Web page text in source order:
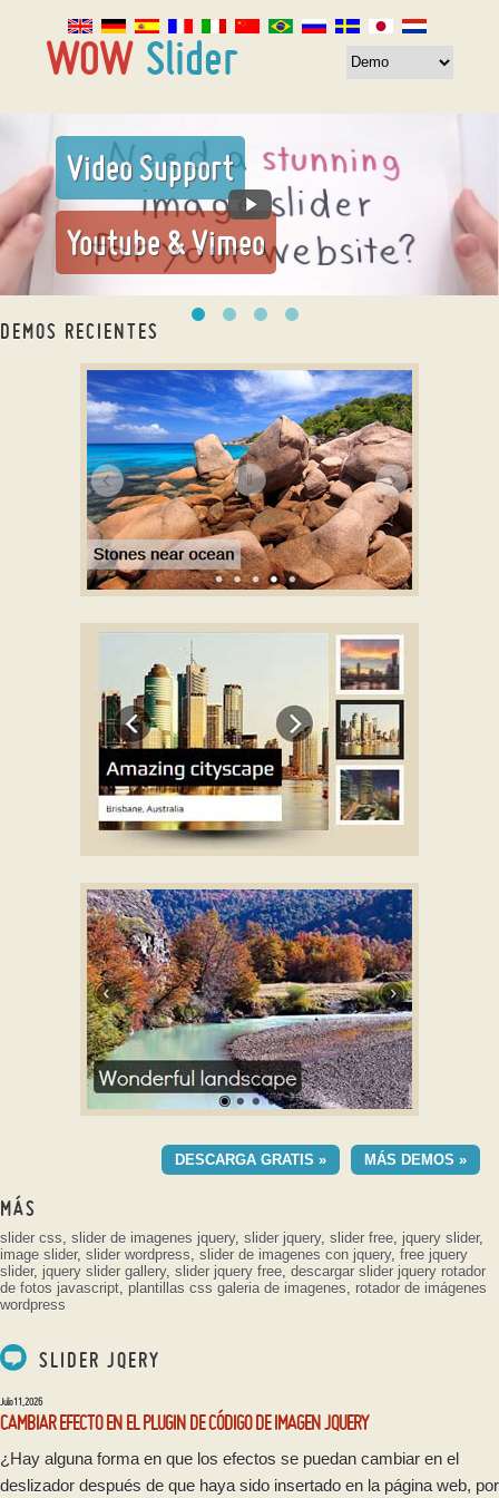
Video Support
Youtube & Vimeo
DEMOS RECIENTES
con Rotate efecto
con Basic linear
efecto
PLANTILLA
MÁS DEMOS »
DESCARGA GRATIS »
MÁS
slider css, slider de imagenes jquery, slider jquery, slider free, jquery slider,
image slider, slider wordpress, slider de imagenes con jquery, free jquery
slider, jquery slider gallery, slider jquery free, descargar slider jquery rotador
de fotos javascript, plantillas css galeria de imagenes, rotador de imágenes
wordpress
SLIDER JQERY
Julio 11, 2026
CAMBIAR EFECTO EN EL PLUGIN DE CÓDIGO DE IMAGEN JQUERY
¿Hay alguna forma en que los efectos se puedan cambiar en el
deslizador después de que haya sido insertado en la página web, por